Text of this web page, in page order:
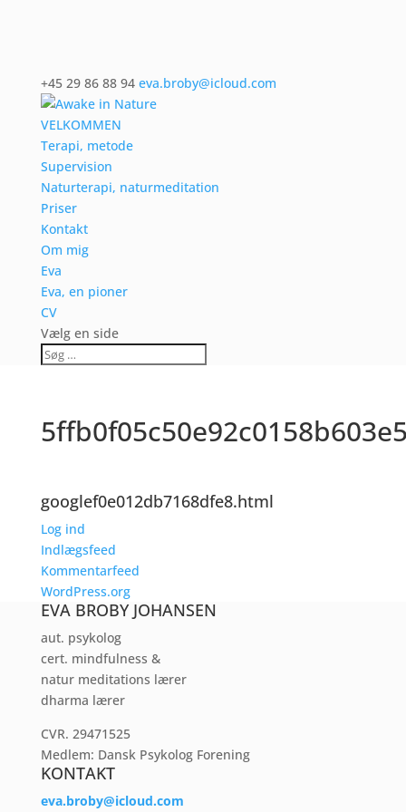
+45 29 86 88 94 eva.broby@icloud.com
VELKOMMEN
Terapi, metode
Supervision
Naturterapi, naturmeditation
Priser
Kontakt
Om mig
Eva
Eva, en pioner
CV
Vælg en side
googlef0e012db7168dfe8.html
Log ind
Indlægsfeed
Kommentarfeed
WordPress.org
EVA BROBY JOHANSEN
aut. psykolog
cert. mindfulness &
natur meditations lærer
dharma lærer
CVR. 29471525
Medlem: Dansk Psykolog Forening
KONTAKT
eva.broby@icloud.com